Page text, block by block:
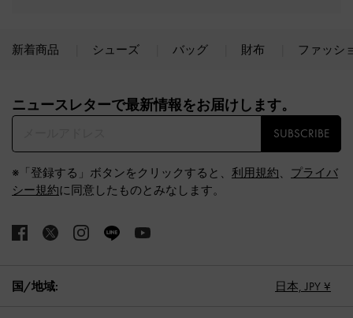
新着商品 シューズ バッグ 財布 ファッシ
ニュースレターで最新情報をお届けします。​
SUBSCRIBE
※「登録する」ボタンをクリックすると、 利用規約、 プライバ
シー規約に同意したものとみなします。
国/地域: 日本, JPY ¥